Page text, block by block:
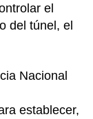
el
del túnel, el
Nacional
establecer,